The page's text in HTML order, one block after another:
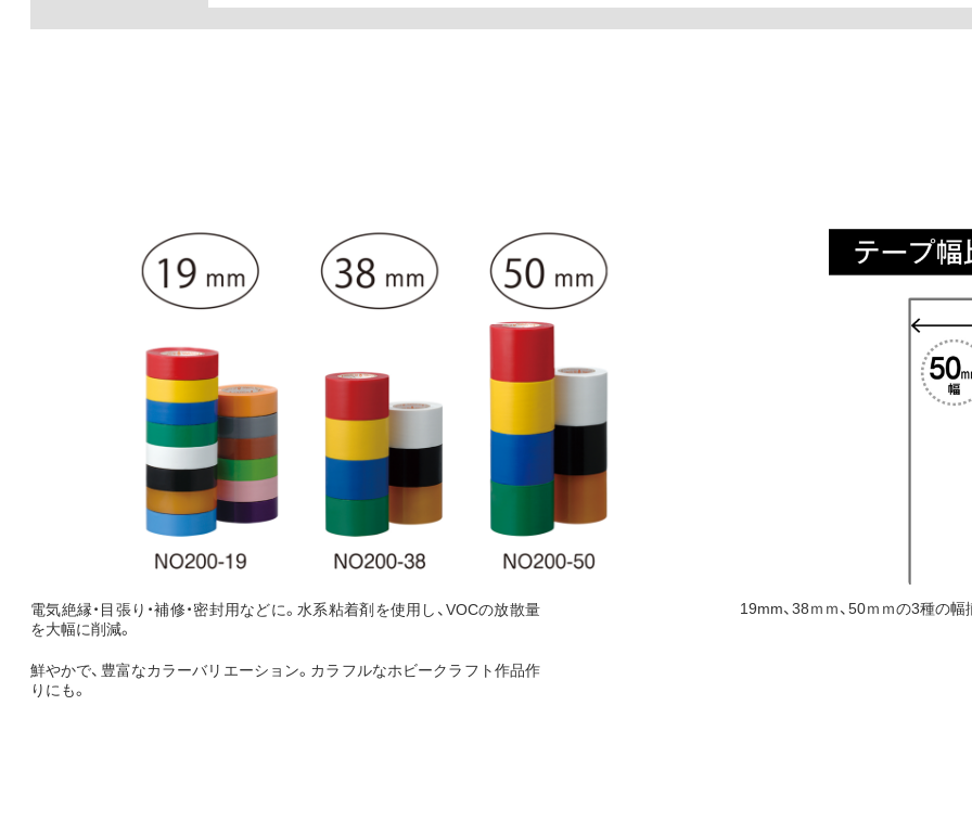
電気絶縁・目張り・補修・密封用などに。水系粘着剤を使用し、VOCの放散量
を大幅に削減。
19mm、38ｍｍ、50ｍｍの3種の幅
鮮やかで、豊富なカラーバリエーション。カラフルなホビークラフト作品作
りにも。